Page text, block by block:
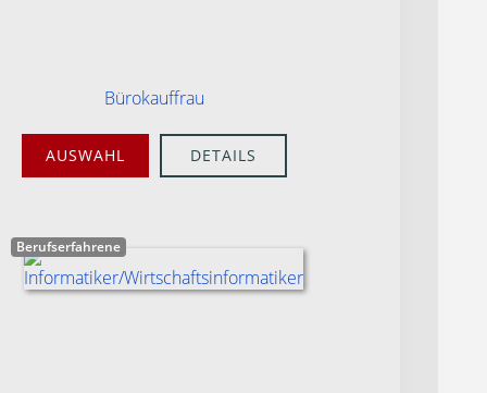
Bürokauffrau
AUSWAHL DETAILS
Berufserfahrene